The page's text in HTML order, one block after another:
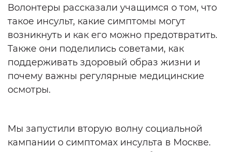
Волонтеры рассказали учащимся о том, что
такое инсульт, какие симптомы могут
возникнуть и как его можно предотвратить.
Также они поделились советами, как
поддерживать здоровый образ жизни и
почему важны регулярные медицинские
осмотры.
Мы запустили вторую волну социальной
кампании о симптомах инсульта в Москве.